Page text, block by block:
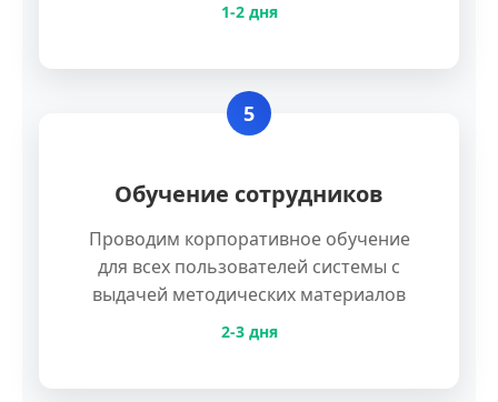
1-2 дня
5
Обучение сотрудников
Проводим корпоративное обучение
для всех пользователей системы с
выдачей методических материалов
2-3 дня